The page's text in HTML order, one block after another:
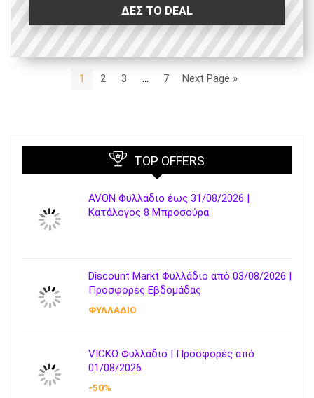
ΔΕΣ ΤΟ DEAL
1 2 3 … 7 Next Page »
TOP OFFERS
AVON Φυλλάδιο έως 31/08/2026 |
Κατάλογος 8 Μπροσούρα
Discount Markt Φυλλάδιο από 03/08/2026 |
Προσφορές Εβδομάδας
ΦΥΛΛΑΔΙΟ
VICKO Φυλλάδιο | Προσφορές από
01/08/2026
-50%